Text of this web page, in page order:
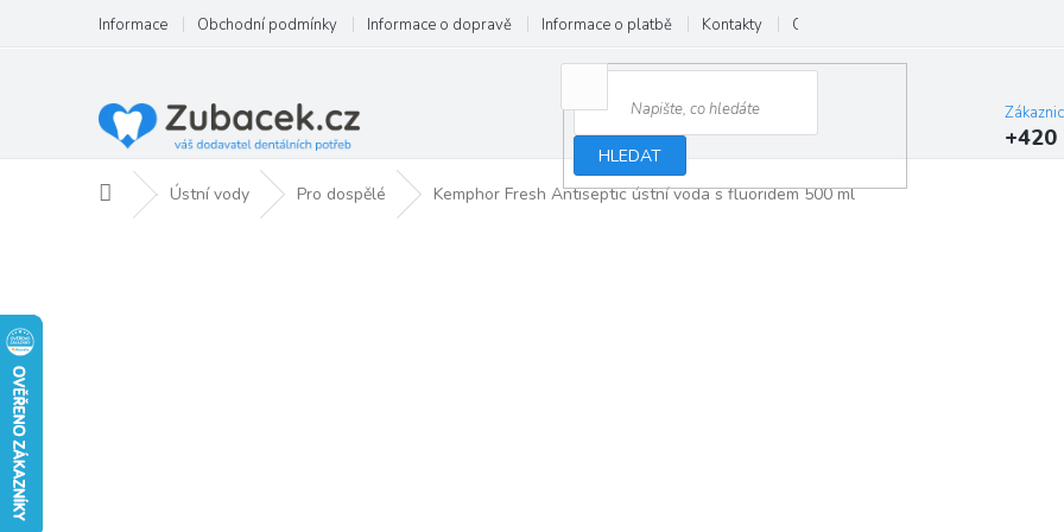
obsah
Informace Obchodní podmínky Informace o dopravě Informace o platbě Kontakty O nás
HLEDAT
+420
Domů Ústní vody Pro dospělé Kemphor Fresh Antiseptic ústní voda s fluoridem 500 ml